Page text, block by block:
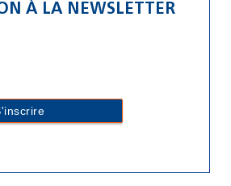
À LA NEWSLETTER